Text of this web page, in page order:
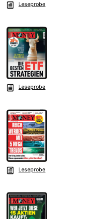
Leseprobe
Leseprobe
Leseprobe